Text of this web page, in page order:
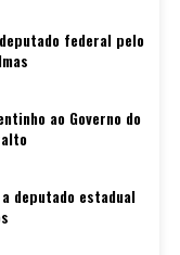
federal pelo
ao Governo do
deputado estadual